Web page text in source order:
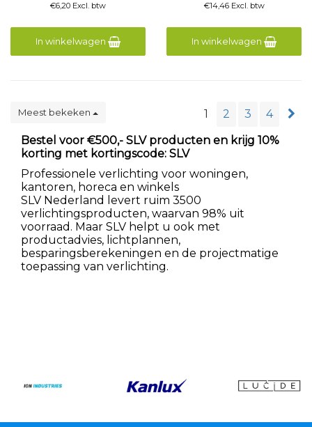
€6,20 Excl. btw
In winkelwagen
€14,46 Excl. btw
In winkelwagen
Meest bekeken 1 2 3
4
Bestel voor €500,- SLV producten en krijg 10%
korting met kortingscode: SLV
Professionele verlichting voor woningen,
kantoren, horeca en winkels
SLV Nederland levert ruim 3500
verlichtingsproducten, waarvan 98% uit
voorraad. Maar SLV helpt u ook met
productadvies, lichtplannen,
besparingsberekeningen en de projectmatige
toepassing van verlichting.